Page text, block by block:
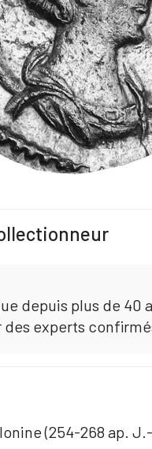
depuis plus de 40
experts
(254-268 ap.